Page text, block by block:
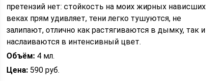
претензий нет: стойкость на моих жирных нависших
веках прям удивляет, тени легко тушуются, не
залипают, отлично как растягиваются в дымку, так и
наслаиваются в интенсивный цвет.
Объём: 4 мл.
Цена: 590 руб.